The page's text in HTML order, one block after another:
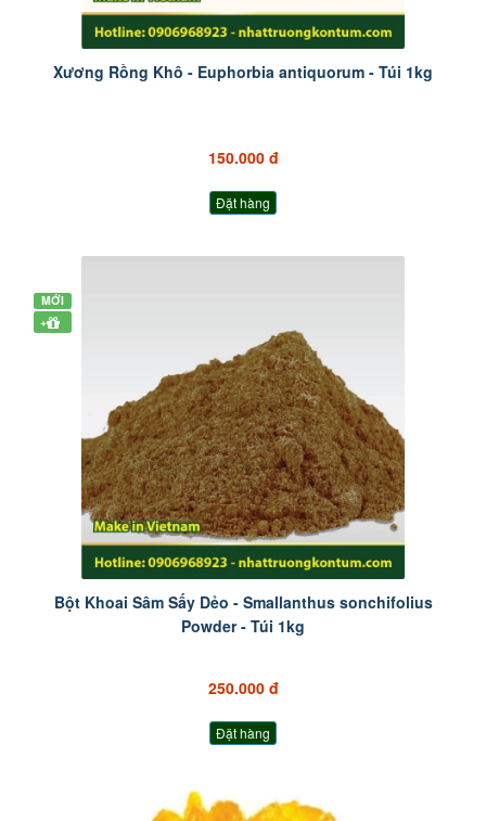
Xương Rồng Khô - Euphorbia antiquorum - Túi 1kg
150.000 đ
Đặt hàng
MỚI
+
Bột Khoai Sâm Sấy Dẻo - Smallanthus sonchifolius
Powder - Túi 1kg
250.000 đ
Đặt hàng